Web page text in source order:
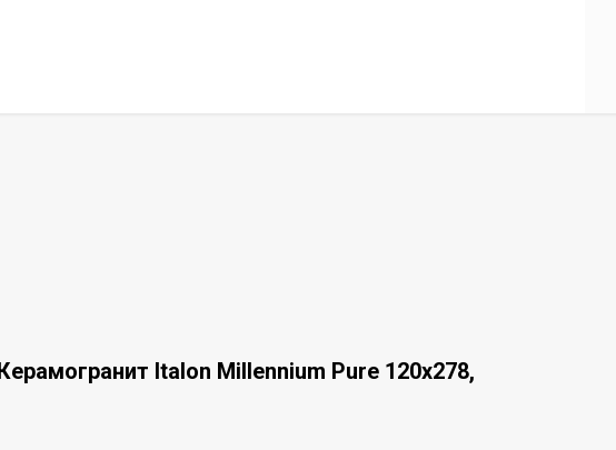
Italon Millennium Pure 120x278,